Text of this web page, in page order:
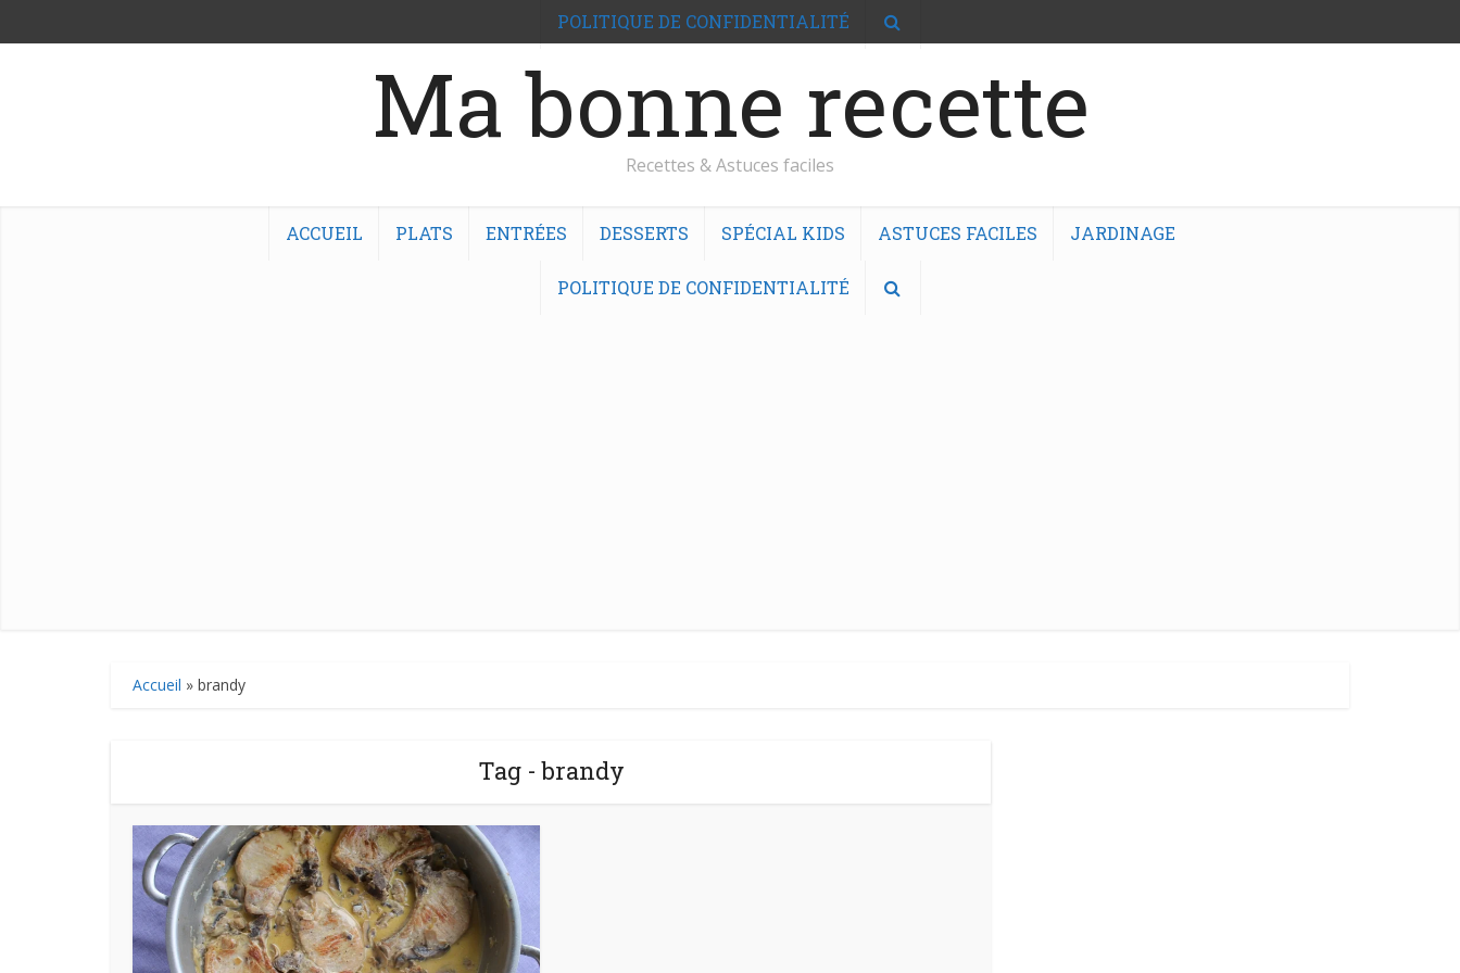
Ma bonne recette
Recettes & Astuces faciles
ACCUEIL PLATS ENTRÉES DESSERTS SPÉCIAL KIDS ASTUCES FACILES JARDINAGE
POLITIQUE DE CONFIDENTIALITÉ
POLITIQUE DE CONFIDENTIALITÉ
Accueil » brandy
Tag - brandy